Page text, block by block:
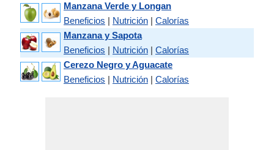
Manzana Verde y Longan
Beneficios | Nutrición | Calorías
Manzana y Sapota
Beneficios | Nutrición | Calorías
Cerezo Negro y Aguacate
Beneficios | Nutrición | Calorías